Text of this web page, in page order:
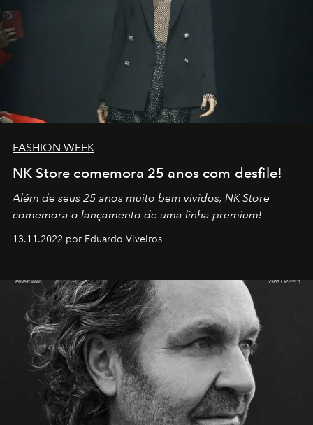
FASHION WEEK
NK Store comemora 25 anos com desfile!
Além de seus 25 anos muito bem vividos, NK Store
comemora o lançamento de uma linha premium!
13.11.2022 por Eduardo Viveiros